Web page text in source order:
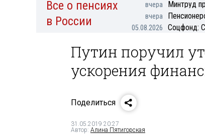
Авторы Персоны Мнения
Все о пенсиях
в России
вчера Минтруд
вчера
05.08.2026 Соцфонд:
Путин поручил
ускорения
Поделиться
31.05.2019 20:27
Автор: Алина Пятигорская